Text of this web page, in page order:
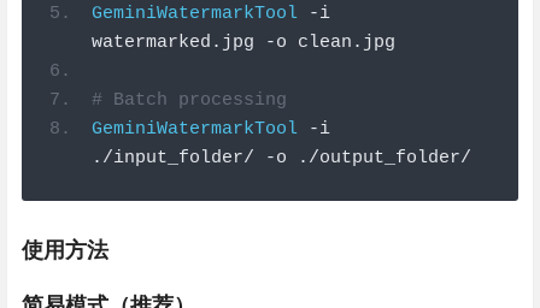
GeminiWatermarkTool
-i
watermarked . jpg -o clean . jpg
# Batch processing
GeminiWatermarkTool
-
i
./input_folder/ -o ./output_folder/
使用方法